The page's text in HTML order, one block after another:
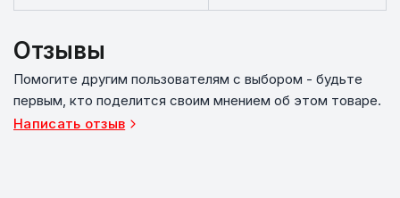
Отзывы
Помогите другим пользователям с выбором - будьте
первым, кто поделится своим мнением об этом товаре.
Написать отзыв